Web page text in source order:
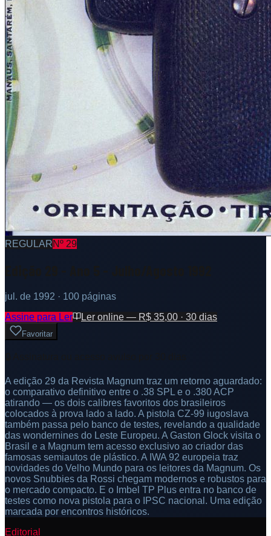
REGULARNº 29
jul. de 1992 · 100 páginas
Assine para Ler
Ler online — R$ 35,00 · 30 dias
Favoritar
A edição 29 da Revista Magnum traz um retorno aguardado:
o comparativo definitivo entre o .38 SPL e o .380 ACP
atirando — os dois calibres favoritos dos brasileiros
colocados à prova lado a lado. A pistola CZ-99 iugoslava
também passa pelo banco de testes, revelando a qualidade
das wondernines do Leste Europeu. A Gaston Glock visita o
Brasil e a Magnum tem acesso exclusivo ao criador das
famosas semiautos de plástico. A IWA 92 europeia traz
novidades do Velho Mundo para os leitores da Magnum. Os
novos Snubbies da Rossi chegam modernos e robustos para
o mercado compacto. E o Imbel TP Plus entra no banco de
testes como nova pistola para o IPSC nacional. Uma edição
marcada por encontros históricos.
Editorial